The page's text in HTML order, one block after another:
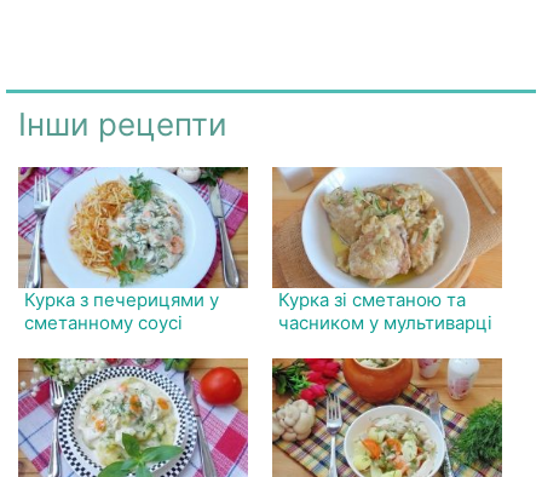
Інши рецепти
Курка з печерицями у
сметанному соусі
Курка зі сметаною та
часником у мультиварці